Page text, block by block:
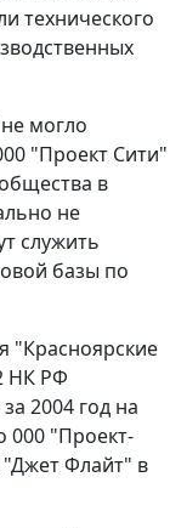
технического
могло
"Проект Сити"
в
не
служить
базы по
"Красноярские
НК РФ
2004 год на
000 "Проект-
"Джет Флайт" в